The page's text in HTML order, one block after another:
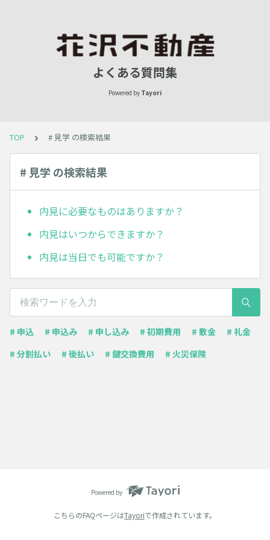
よくある質問集
Powered by Tayori
TOP # 見学 の検索結果
# 見学 の検索結果
内見に必要なものはありますか？
内見はいつからできますか？
内見は当日でも可能ですか？
# 申込 # 申込み # 申し込み # 初期費用 # 敷金
# 礼金
# 分割払い
# 後払い # 鍵交換費用 # 火災保険
Powered by
こちらのFAQページはTayoriで作成されています。